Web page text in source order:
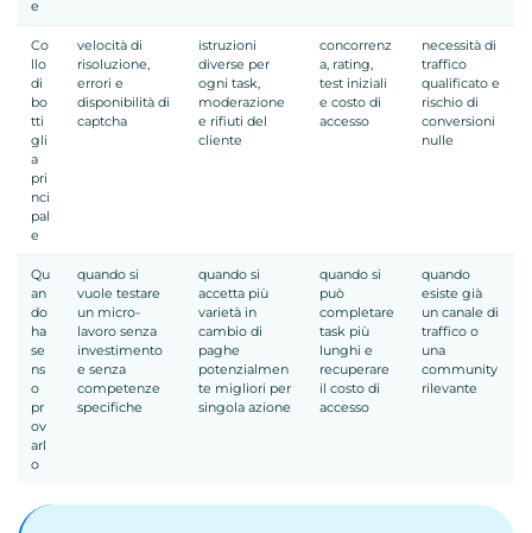
e
Co
llo
di
bo
tti
gli
a
pri
nci
pal
e
velocità di
risoluzione,
errori e
disponibilità di
captcha
istruzioni
diverse per
ogni task,
moderazione
e rifiuti del
cliente
concorrenz
a, rating,
test iniziali
e costo di
accesso
necessità di
traffico
qualificato e
rischio di
conversioni
nulle
Qu
an
do
ha
se
ns
o
pr
ov
arl
o
quando si
vuole testare
un micro-
lavoro senza
investimento
e senza
competenze
specifiche
quando si
accetta più
varietà in
cambio di
paghe
potenzialmen
te migliori per
singola azione
quando si
può
completare
task più
lunghi e
recuperare
il costo di
accesso
quando
esiste già
un canale di
traffico o
una
community
rilevante